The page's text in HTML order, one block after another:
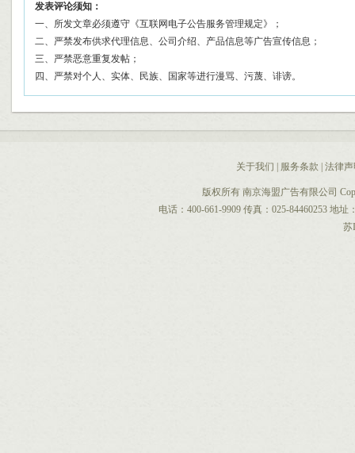
发表评论须知：
一、所发文章必须遵守《互联网电子公告服务管理规定》；
二、严禁发布供求代理信息、公司介绍、产品信息等广告宣传信息；
三、严禁恶意重复发帖；
四、严禁对个人、实体、民族、国家等进行漫骂、污蔑、诽谤。
关于我们 服务条款 法律
版权所有 南京海盟广告有限公司
电话：400-661-9909 传真：025-84460253 地
苏